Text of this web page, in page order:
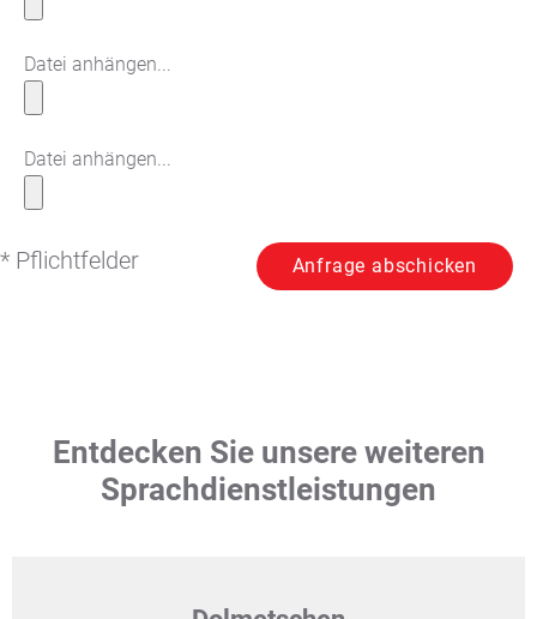
Datei anhängen...
Datei anhängen...
* Pflichtfelder
Entdecken Sie unsere weiteren
Sprachdienstleistungen